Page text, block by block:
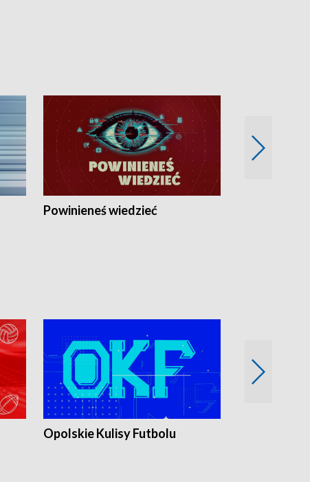
Powinieneś wiedzieć
Opolskie Kulisy Futbolu